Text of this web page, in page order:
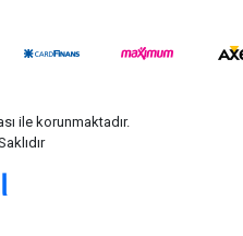
ile korunmaktadır.